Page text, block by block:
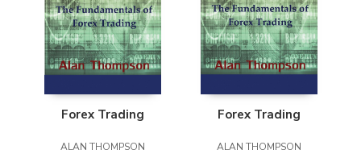
Forex Trading
ALAN THOMPSON
Forex Trading
ALAN THOMPSON